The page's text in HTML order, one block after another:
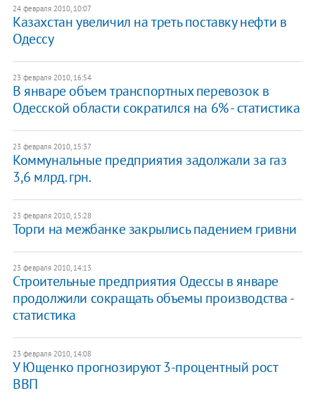
24 февраля 2010, 10:07
Казахстан увеличил на треть поставку нефти в
Одессу
23 февраля 2010, 16:54
В январе объем транспортных перевозок в
Одесской области сократился на 6% - статистика
23 февраля 2010, 15:37
Коммунальные предприятия задолжали за газ
3,6 млрд. грн.
23 февраля 2010, 15:28
Торги на межбанке закрылись падением гривни
23 февраля 2010, 14:13
Строительные предприятия Одессы в январе
продолжили сокращать объемы производства -
статистика
23 февраля 2010, 14:08
У Ющенко прогнозируют 3-процентный рост
ВВП